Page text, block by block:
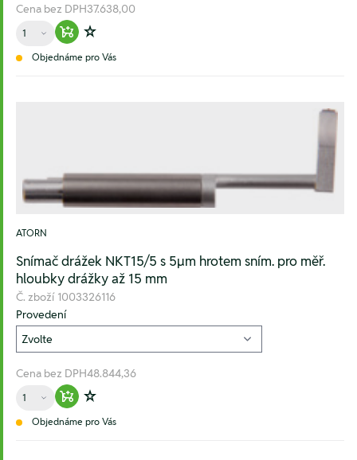
Cena bez DPH37.638,00
Množství
Warenkorb hinzufügen
Zur Wunschliste hinzufügen
Objednáme pro Vás
ATORN
Snímač drážek NKT15/5 s 5µm hrotem sním. pro měř.
hloubky drážky až 15 mm
Č. zboží 1003326116
Provedení
Cena bez DPH48.844,36
Množství
Warenkorb hinzufügen
Zur Wunschliste hinzufügen
Objednáme pro Vás